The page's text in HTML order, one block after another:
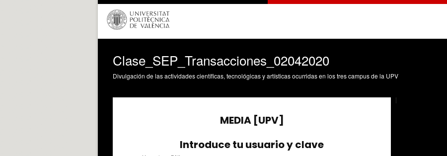
Clase_SEP_Transacciones_02042020
Divulgación de las actividades científicas, tecnológicas y artísticas ocurridas en los tres campus de la UPV